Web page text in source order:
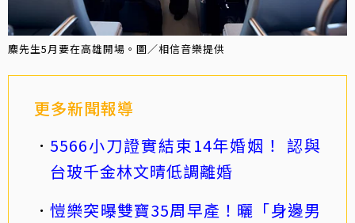
麋先生5月要在高雄開場。圖／相信音樂提供
更多新聞報導
5566小刀證實結束14年婚姻！ 認與
台玻千金林文晴低調離婚
愷樂突曝雙寶35周早產！曬「身邊男